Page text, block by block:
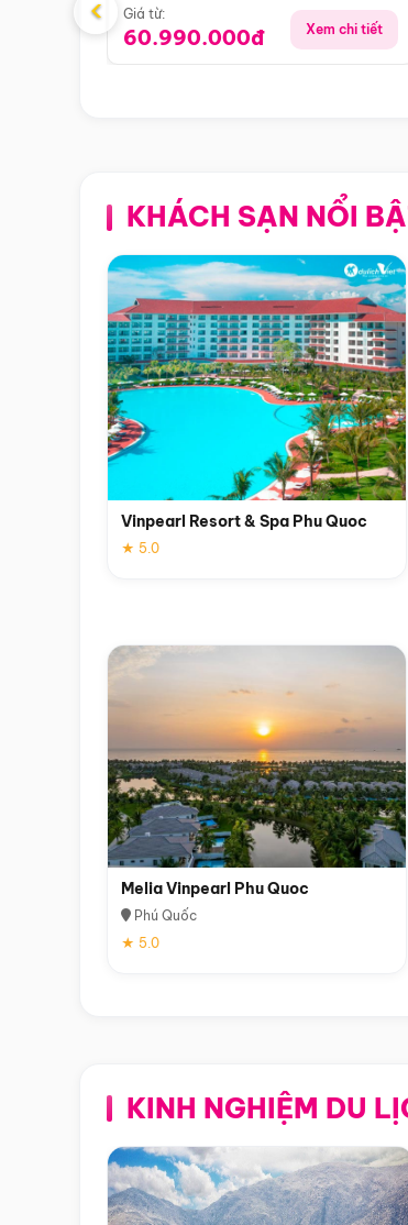
Giá từ:
60.990.000đ Xem chi tiết
‹
KHÁCH SẠN NỔI
Vinpearl Resort & Spa Phu Quoc
★ 5.0
Melia Vinpearl Phu Quoc
Phú Quốc
★ 5.0
KINH NGHIỆM DU